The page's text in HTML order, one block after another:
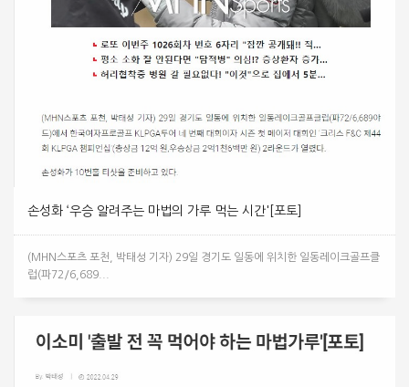
손성화 ‘우승 알려주는 마법의 가루 먹는 시간'[포토]
(MHN스포츠 포천, 박태성 기자) 29일 경기도 일동에 위치한 일동레이크골프클
럽(파72/6,689...